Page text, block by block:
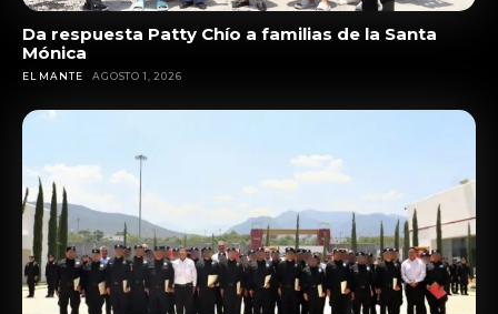
Da respuesta Patty Chío a familias de la Santa
Mónica
EL MANTE AGOSTO 1, 2026